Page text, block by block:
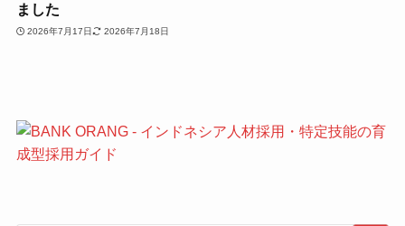
ました
2026年7月17日 2026年7月18日